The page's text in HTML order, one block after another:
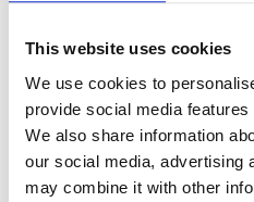
This website uses cookies
We use cookies to
provide social media
We also share information
our social media, advertising
may combine it with other
Oriëntatieroute opleidingskeuze
Over ons
Visie & Missie